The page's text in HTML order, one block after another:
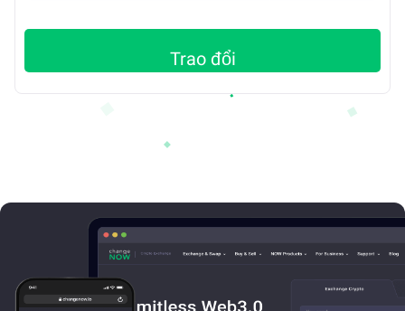
Trao đổi